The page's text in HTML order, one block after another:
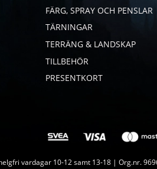
FÄRG, SPRAY OCH PENSLAR
TÄRNINGAR
TERRÄNG & LANDSKAP
TILLBEHÖR
PRESENTKORT
vardagar 10-12 samt 13-18 | Org.nr.